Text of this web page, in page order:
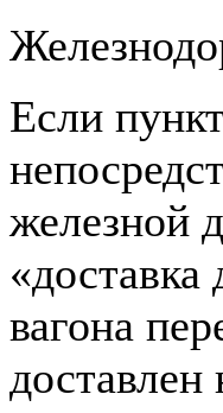
Если
железной
«доставка
вагона
доставлен